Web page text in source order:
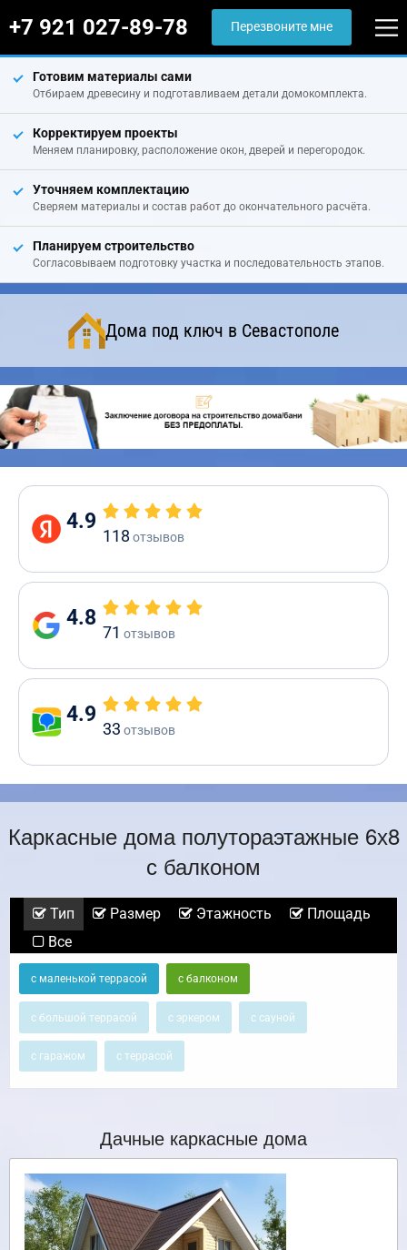
+7 921 027-89-78 Перезвоните мне
Готовим материалы сами
Отбираем древесину и подготавливаем детали домокомплекта.
Корректируем проекты
Меняем планировку, расположение окон, дверей и перегородок.
Уточняем комплектацию
Сверяем материалы и состав работ до окончательного расчёта.
Планируем строительство
Согласовываем подготовку участка и последовательность этапов.
Дома под ключ в Севастополе
4.9
118 отзывов
4.8
71 отзывов
4.9
33 отзывов
Каркасные дома полутораэтажные 6х8
с балконом
Тип Размер Этажность
Площадь
Все
с маленькой террасой с балконом
с большой террасой с эркером с сауной
с гаражом с террасой
Дачные каркасные дома